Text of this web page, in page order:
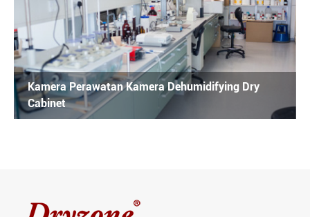
Kamera Perawatan Kamera Dehumidifying Dry
Cabinet